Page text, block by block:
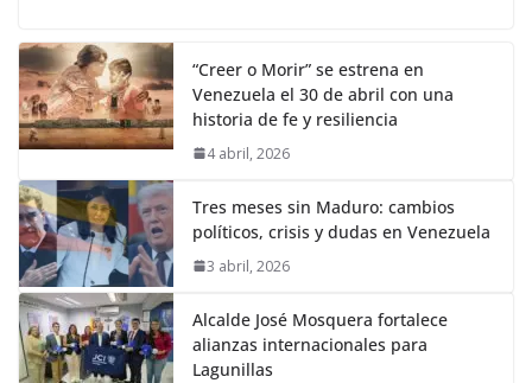
“Creer o Morir” se estrena en
Venezuela el 30 de abril con una
historia de fe y resiliencia
4 abril, 2026
Tres meses sin Maduro: cambios
políticos, crisis y dudas en Venezuela
3 abril, 2026
Alcalde José Mosquera fortalece
alianzas internacionales para
Lagunillas